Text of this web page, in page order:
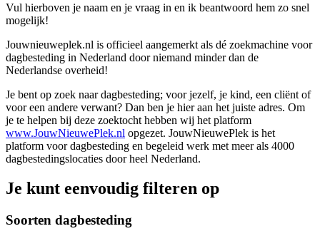
Vul hierboven je naam en je vraag in en ik beantwoord hem zo snel
mogelijk!
Jouwnieuweplek.nl is officieel aangemerkt als dé zoekmachine voor
dagbesteding in Nederland door niemand minder dan de
Nederlandse overheid!
Je bent op zoek naar dagbesteding; voor jezelf, je kind, een cliënt of
voor een andere verwant? Dan ben je hier aan het juiste adres. Om
je te helpen bij deze zoektocht hebben wij het platform
www.JouwNieuwePlek.nl opgezet. JouwNieuwePlek is het
platform voor dagbesteding en begeleid werk met meer als 4000
dagbestedingslocaties door heel Nederland.
Je kunt eenvoudig filteren op
Soorten dagbesteding